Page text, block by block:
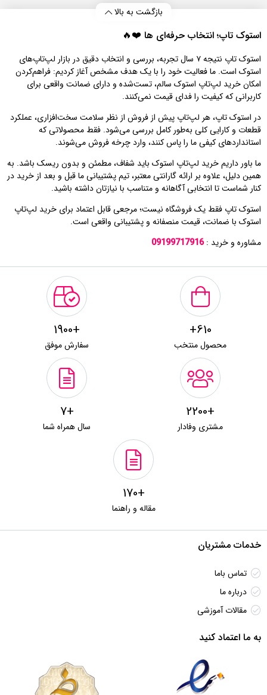
بازگشت به بالا
استوک تاپ؛ انتخاب حرفه‌ای‌ ها ❤️🔥
استوک تاپ نتیجه ۷ سال تجربه، بررسی و انتخاب دقیق در بازار لپ‌تاپ‌های
استوک است. ما فعالیت خود را با یک هدف مشخص آغاز کردیم: فراهم‌کردن
امکان خرید لپ‌تاپ استوک سالم، تست‌شده و دارای ضمانت واقعی برای
کاربرانی که کیفیت را فدای قیمت نمی‌کنند.
در استوک تاپ، هر لپ‌تاپ پیش از فروش از نظر سلامت سخت‌افزاری، عملکرد
قطعات و کارایی کلی به‌طور کامل بررسی می‌شود. فقط محصولاتی که
استانداردهای کیفی ما را پاس کنند، وارد چرخه فروش می‌شوند.
ما باور داریم خرید لپ‌تاپ استوک باید شفاف، مطمئن و بدون ریسک باشد. به
همین دلیل، علاوه بر ارائه گارانتی معتبر، تیم پشتیبانی ما قبل و بعد از خرید در
کنار شماست تا انتخابی آگاهانه و متناسب با نیازتان داشته باشید.
استوک تاپ فقط یک فروشگاه نیست؛ مرجعی قابل اعتماد برای خرید لپ‌تاپ
استوک با ضمانت، قیمت منصفانه و پشتیبانی واقعی است.
مشاوره و خرید :09199717916
610+
محصول منتخب
+1900
سفارش موفق
+2200
مشتری وفادار
+7
سال همراه شما
+170
مقاله و راهنما
خدمات مشتریان
تماس باما
درباره ما
مقالات آموزشی
به ما اعتماد کنید